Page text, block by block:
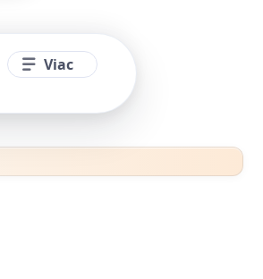
Viac